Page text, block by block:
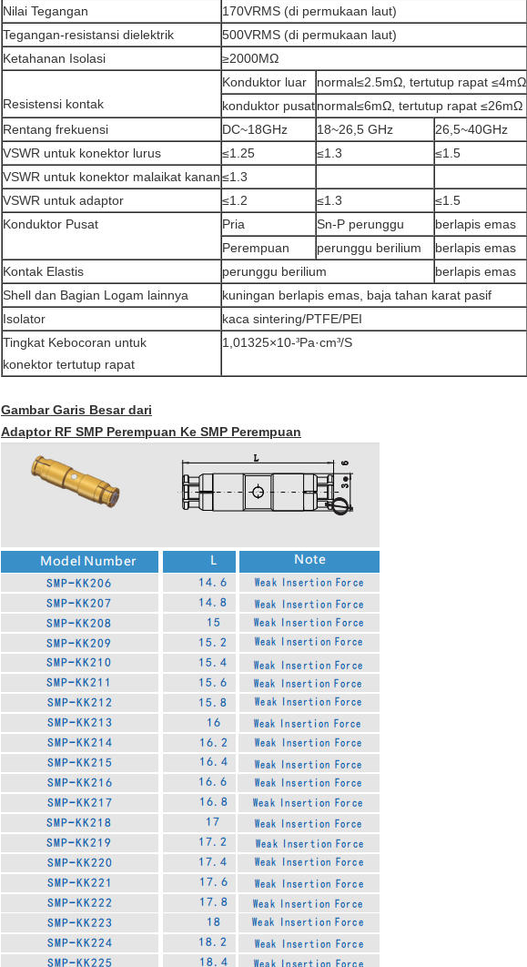
Nilai Tegangan
170VRMS (di permukaan laut)
Tegangan-resistansi dielektrik
500VRMS (di permukaan laut)
Ketahanan Isolasi
≥2000MΩ
Resistensi kontak
Konduktor luar
normal≤2.5mΩ, tertutup rapat ≤4mΩ
konduktor pusatnormal≤6mΩ, tertutup rapat ≤26mΩ
Rentang frekuensi
DC~18GHz 18~26,5 GHz
26,5~40GHz
VSWR untuk konektor lurus
≤1.25 ≤1.3
≤1.5
VSWR untuk konektor malaikat kanan≤1.3
VSWR untuk adaptor
≤1.2 ≤1.3
≤1.5
Konduktor Pusat
Pria Sn-P perunggu
berlapis emas
Perempuan
perunggu berilium
berlapis emas
Kontak Elastis
perunggu berilium
berlapis emas
Shell dan Bagian Logam lainnya
kuningan berlapis emas, baja tahan karat pasif
Isolator
kaca sintering/PTFE/PEI
Tingkat Kebocoran untuk
konektor tertutup rapat
1,01325×10-³Pa·cm³/S
Gambar Garis Besar dari
Adaptor RF SMP Perempuan Ke SMP Perempuan